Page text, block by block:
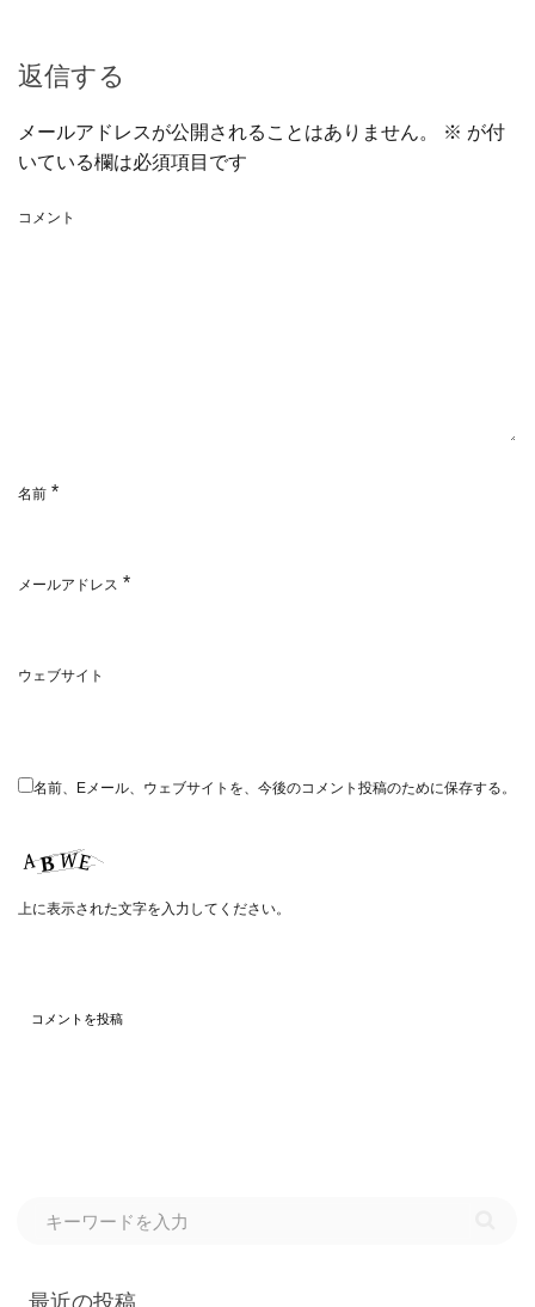
返信する
メールアドレスが公開されることはありません。 ※ が付
いている欄は必須項目です
コメント
名前 *
メールアドレス *
ウェブサイト
名前、Eメール、ウェブサイトを、今後のコメント投稿のために保存する。
上に表示された文字を入力してください。